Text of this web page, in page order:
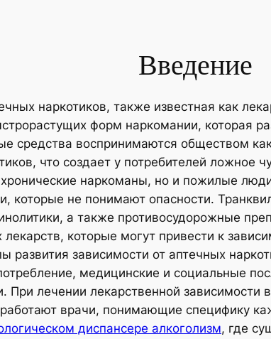
Введение
наркотиков, также известная как
форм наркомании, которая
средства воспринимаются обществом
что создает у потребителей ложное
хронические наркоманы, но и пожилые
которые не понимают опасности.
а также противосудорожные
которые могут привести к
развития зависимости от аптечных
медицинские и социальные
При лечении лекарственной зависимости
врачи, понимающие специфику
диспансере алкоголизм, где